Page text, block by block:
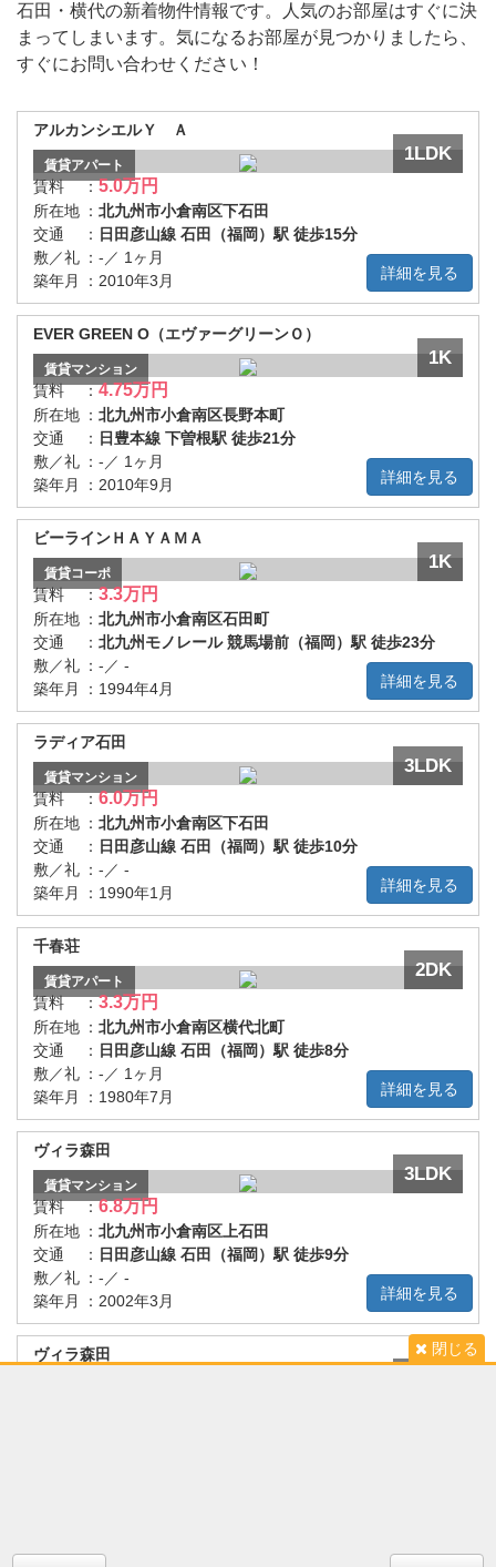
閉じる
石田・横代の新着物件情報です。人気のお部屋はすぐに決
まってしまいます。気になるお部屋が見つかりましたら、
すぐにお問い合わせください！
詳細を見る
アルカンシエルＹ Ａ
1LDK
賃貸アパート
賃料 ：5.0万円
所在地 ： 北九州市小倉南区下石田
交通
： 日田彦山線 石田（福岡）駅 徒歩15分
敷／礼 ： -／ 1ヶ月
築年月
： 2010年3月
詳細を見る
EVER GREEN O（エヴァーグリーンＯ）
1K
賃貸マンション
賃料 ：4.75万円
所在地 ： 北九州市小倉南区長野本町
交通
： 日豊本線 下曽根駅 徒歩21分
敷／礼 ： -／ 1ヶ月
築年月
： 2010年9月
詳細を見る
ビーラインＨＡＹＡＭＡ
1K
賃貸コーポ
賃料 ：3.3万円
所在地 ： 北九州市小倉南区石田町
交通
： 北九州モノレール 競馬場前（福岡）駅 徒歩23分
敷／礼 ： -／ -
築年月
： 1994年4月
詳細を見る
ラディア石田
3LDK
賃貸マンション
賃料 ：6.0万円
所在地 ： 北九州市小倉南区下石田
交通
： 日田彦山線 石田（福岡）駅 徒歩10分
敷／礼 ： -／ -
築年月
： 1990年1月
詳細を見る
千春荘
2DK
賃貸アパート
賃料 ：3.3万円
所在地 ： 北九州市小倉南区横代北町
交通
： 日田彦山線 石田（福岡）駅 徒歩8分
敷／礼 ： -／ 1ヶ月
築年月
： 1980年7月
詳細を見る
ヴィラ森田
3LDK
賃貸マンション
賃料 ：6.8万円
所在地 ： 北九州市小倉南区上石田
交通
： 日田彦山線 石田（福岡）駅 徒歩9分
敷／礼 ： -／ -
築年月
： 2002年3月
ヴィラ森田
サンビル守恒